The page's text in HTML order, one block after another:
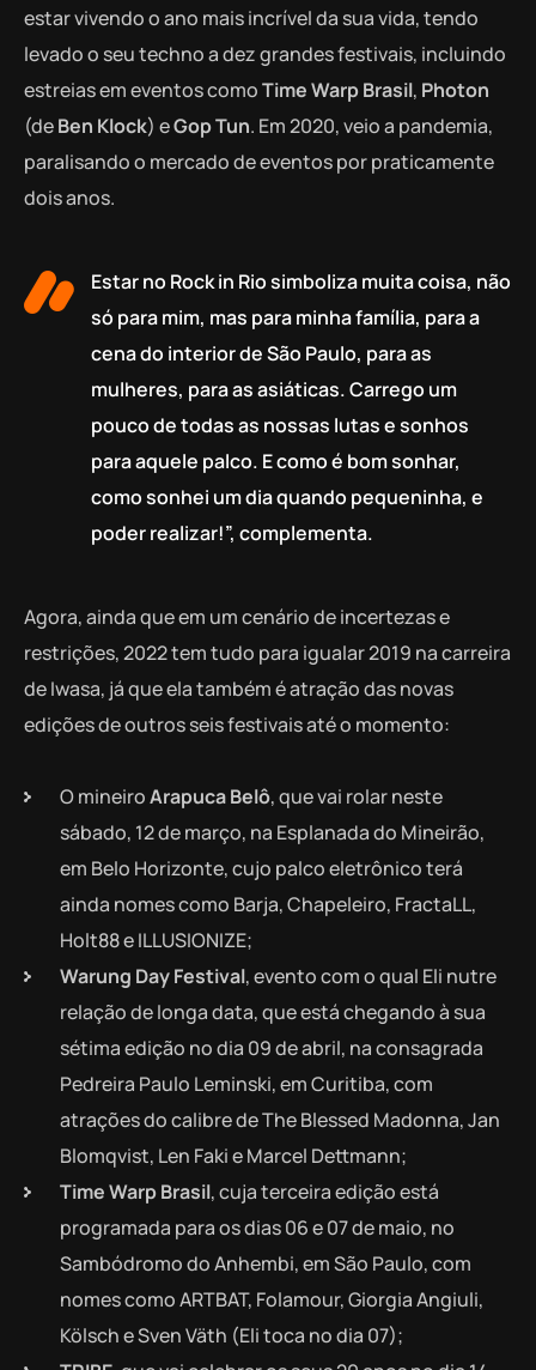
estar vivendo o ano mais incrível da sua vida, tendo
levado o seu techno a dez grandes festivais, incluindo
estreias em eventos comoTime Warp Brasil, Photon
(deBen Klock) eGop Tun. Em 2020, veio a pandemia,
paralisando o mercado de eventos por praticamente
dois anos.
Estar no Rock in Rio simboliza muita coisa, não
só para mim, mas para minha família, para a
cena do interior de São Paulo, para as
mulheres, para as asiáticas. Carrego um
pouco de todas as nossas lutas e sonhos
para aquele palco. E como é bom sonhar,
como sonhei um dia quando pequeninha, e
poder realizar!”, complementa.
Agora, ainda que em um cenário de incertezas e
restrições, 2022 tem tudo para igualar 2019 na carreira
de Iwasa, já que ela também é atração das novas
edições de outros seis festivais até o momento:
O mineiroArapuca Belô, que vai rolar neste
sábado, 12 de março, na Esplanada do Mineirão,
em Belo Horizonte, cujo palco eletrônico terá
ainda nomes como Barja, Chapeleiro, FractaLL,
Holt88 e ILLUSIONIZE;
Warung Day Festival, evento com o qual Eli nutre
relação de longa data, que está chegando à sua
sétima edição no dia 09 de abril, na consagrada
Pedreira Paulo Leminski, em Curitiba, com
atrações do calibre de The Blessed Madonna, Jan
Blomqvist, Len Faki e Marcel Dettmann;
Time Warp Brasil, cuja terceira edição está
programada para os dias 06 e 07 de maio, no
Sambódromo do Anhembi, em São Paulo, com
nomes como ARTBAT, Folamour, Giorgia Angiuli,
Kölsch e Sven Väth (Eli toca no dia 07);